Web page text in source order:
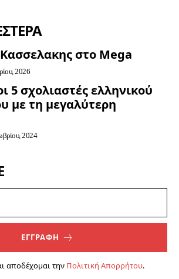
στο Mega
2026
5 σχολιαστές ελληνικού
με τη μεγαλύτερη
2024
ΕΓΓΡΑΦΗ
αποδέχομαι την Πολιτική Απορρήτου.